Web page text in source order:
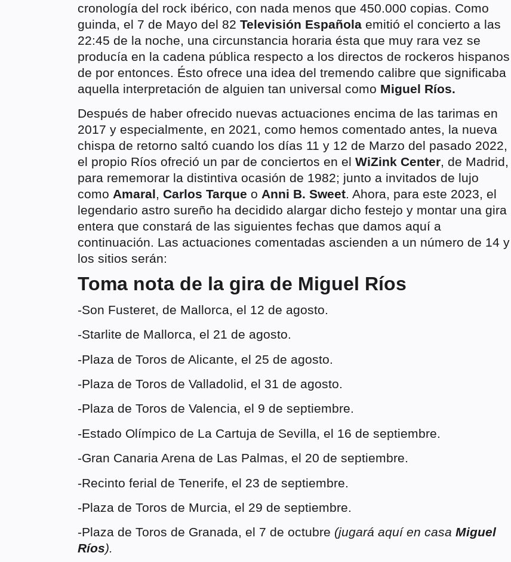
cronología del rock ibérico, con nada menos que 450.000 copias. Como
guinda, el 7 de Mayo del 82 Televisión Española emitió el concierto a las
22:45 de la noche, una circunstancia horaria ésta que muy rara vez se
producía en la cadena pública respecto a los directos de rockeros hispanos
de por entonces. Ésto ofrece una idea del tremendo calibre que significaba
aquella interpretación de alguien tan universal como Miguel Ríos.
Después de haber ofrecido nuevas actuaciones encima de las tarimas en
2017 y especialmente, en 2021, como hemos comentado antes, la nueva
chispa de retorno saltó cuando los días 11 y 12 de Marzo del pasado 2022,
el propio Ríos ofreció un par de conciertos en el WiZink Center, de Madrid,
para rememorar la distintiva ocasión de 1982; junto a invitados de lujo
como Amaral, Carlos Tarque o Anni B. Sweet. Ahora, para este 2023, el
legendario astro sureño ha decidido alargar dicho festejo y montar una gira
entera que constará de las siguientes fechas que damos aquí a
continuación. Las actuaciones comentadas ascienden a un número de 14 y
los sitios serán:
Toma nota de la gira de Miguel Ríos
-Son Fusteret, de Mallorca, el 12 de agosto.
-Starlite de Mallorca, el 21 de agosto.
-Plaza de Toros de Alicante, el 25 de agosto.
-Plaza de Toros de Valladolid, el 31 de agosto.
-Plaza de Toros de Valencia, el 9 de septiembre.
-Estado Olímpico de La Cartuja de Sevilla, el 16 de septiembre.
-Gran Canaria Arena de Las Palmas, el 20 de septiembre.
-Recinto ferial de Tenerife, el 23 de septiembre.
-Plaza de Toros de Murcia, el 29 de septiembre.
-Plaza de Toros de Granada, el 7 de octubre (jugará aquí en casa Miguel
Ríos).